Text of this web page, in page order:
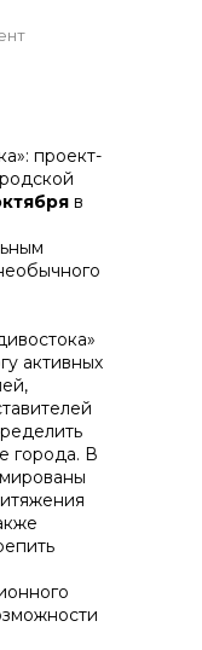
проект-
в
активных
города. В